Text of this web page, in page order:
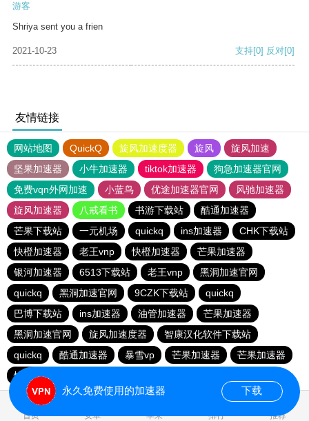
游客
Shriya sent you a frien
2021-10-23 支持[0] 反对[0]
友情链接
网站地图 QuickQ 旋风加速度器 旋风
旋风加速
坚果加速器
小牛加速器 tiktok加速器
狗急加速器官网
免费vqn外网加速
小蓝鸟 优途加速器官网
风驰加速器
旋风加速器
八戒看书 书游下载站
酷通加速器
芒果下载站
一元机场 quickq ins加速器
CHK下载站
快橙加速器
老王vnp 快橙加速器
芒果加速器
银河加速器
6513下载站 老王vnp
黑洞加速官网
quickq
黑洞加速官网 9CZK下载站
quickq
巴博下载站
ins加速器 油管加速器
芒果加速器
黑洞加速官网
旋风加速度器
智康汉化软件下载站
quickq
酷通加速器 暴雪vp 芒果加速器
芒果加速器
快橙加速器
首页 安卓 苹果 排行 推荐
永久免费使用的加速器 下载